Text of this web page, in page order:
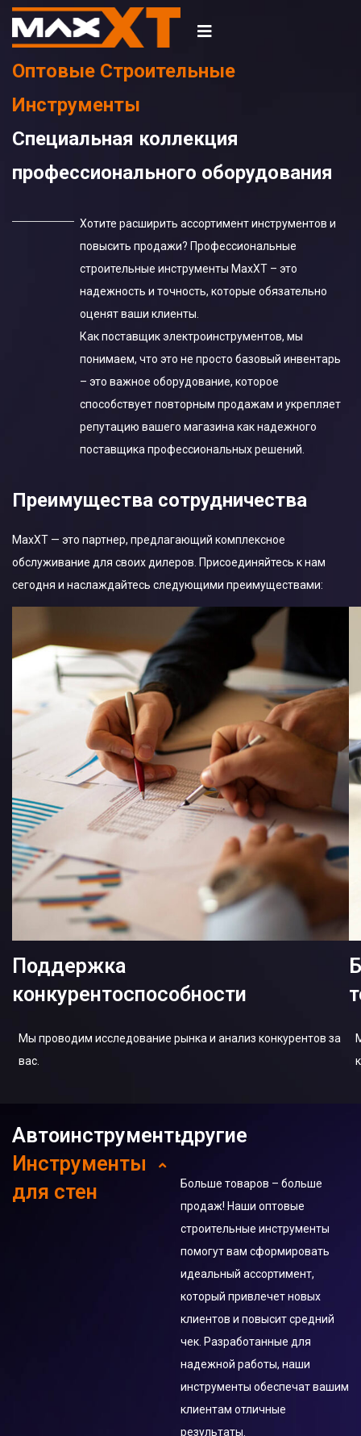
Оптовые Cтроительные
Инструменты
Специальная коллекция
профессионального оборудования
Хотите расширить ассортимент инструментов и
повысить продажи? Профессиональные
строительные инструменты MaxXT – это
надежность и точность, которые обязательно
оценят ваши клиенты.
Как поставщик электроинструментов, мы
понимаем, что это не просто базовый инвентарь
– это важное оборудование, которое
способствует повторным продажам и укрепляет
репутацию вашего магазина как надежного
поставщика профессиональных решений.
Преимущества cотрудничества
MaxXT — это партнер, предлагающий комплексное
обслуживание для своих дилеров. Присоединяйтесь к нам
сегодня и наслаждайтесь следующими преимуществами:
Поддержка
конкурентоспособности
Мы проводим исследование рынка и анализ конкурентов за
вас.
Автоинструменты
Орбитальная шлифмашина
Инструменты
для стен
другие
Больше товаров – больше
продаж! Наши оптовые
строительные инструменты
помогут вам сформировать
идеальный ассортимент,
который привлечет новых
клиентов и повысит средний
чек. Разработанные для
надежной работы, наши
инструменты обеспечат вашим
клиентам отличные
результаты.